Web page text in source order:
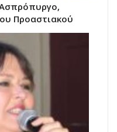
Προαστιακού